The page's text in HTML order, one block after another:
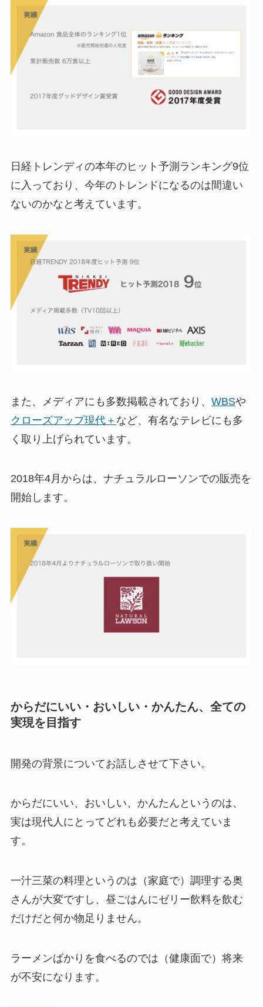
日経トレンディの本年のヒット予測ランキング9位
に入っており、今年のトレンドになるのは間違い
ないのかなと考えています。
また、メディアにも多数掲載されており、 WBSや
クローズアップ現代＋ など、有名なテレビにも多
く取り上げられています。
2018年4月からは、ナチュラルローソンでの販売を
開始します。
からだにいい・おいしい・かんたん、全ての
実現を目指す
開発の背景についてお話しさせて下さい。
からだにいい、おいしい、かんたんというのは、
実は現代人にとってどれも必要だと考えていま
す。
一汁三菜の料理というのは（家庭で）調理する奥
さんが大変ですし、昼ごはんにゼリー飲料を飲む
だけだと何か物足りません。
ラーメンばかりを食べるのでは（健康面で）将来
が不安になります。